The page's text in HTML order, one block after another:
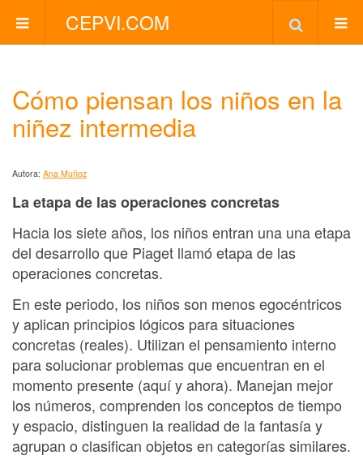
CEPVI.COM
Cómo piensan los niños en la
niñez intermedia
Autora: Ana Muñoz
La etapa de las operaciones concretas
Hacia los siete años, los niños entran una una etapa
del desarrollo que Piaget llamó etapa de las
operaciones concretas.
En este periodo, los niños son menos egocéntricos
y aplican principios lógicos para situaciones
concretas (reales). Utilizan el pensamiento interno
para solucionar problemas que encuentran en el
momento presente (aquí y ahora). Manejan mejor
los números, comprenden los conceptos de tiempo
y espacio, distinguen la realidad de la fantasía y
agrupan o clasifican objetos en categorías similares.